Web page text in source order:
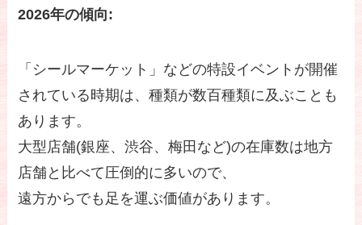
2026年の傾向:
「シールマーケット」などの特設イベントが開催
されている時期は、種類が数百種類に及ぶことも
あります。
大型店舗(銀座、渋谷、梅田など)の在庫数は地方
店舗と比べて圧倒的に多いので、
遠方からでも足を運ぶ価値があります。